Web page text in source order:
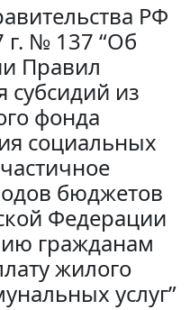
РФ
г. № 137 “Об
Правил
субсидий из
фонда
социальных
бюджетов
Федерации
гражданам
жилого
услуг”